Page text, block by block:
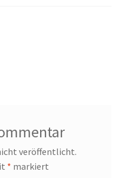
veröffentlicht.
* markiert